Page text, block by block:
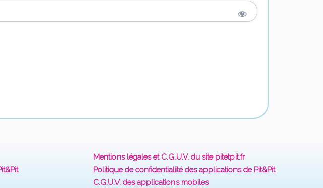
Mentions légales et C.G.U.V. du site pitetpit.fr
Politique de confidentialité des applications de Pit&Pit
C.G.U.V. des applications mobiles